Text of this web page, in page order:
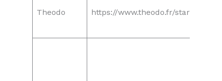
Theodo https://www.theodo.fr/startup-